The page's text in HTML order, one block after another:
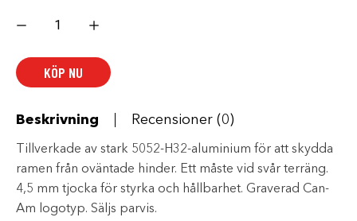
sidomonterade
KÖP NU
Beskrivning Recensioner (0)
Tillverkade av stark 5052-H32-aluminium för att skydda
ramen från oväntade hinder. Ett måste vid svår terräng.
4,5 mm tjocka för styrka och hållbarhet. Graverad Can-
Am logotyp. Säljs parvis.